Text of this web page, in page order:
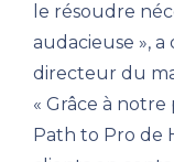
le résoudre
audacieuse »,
directeur du
« Grâce à
Path to Pro de